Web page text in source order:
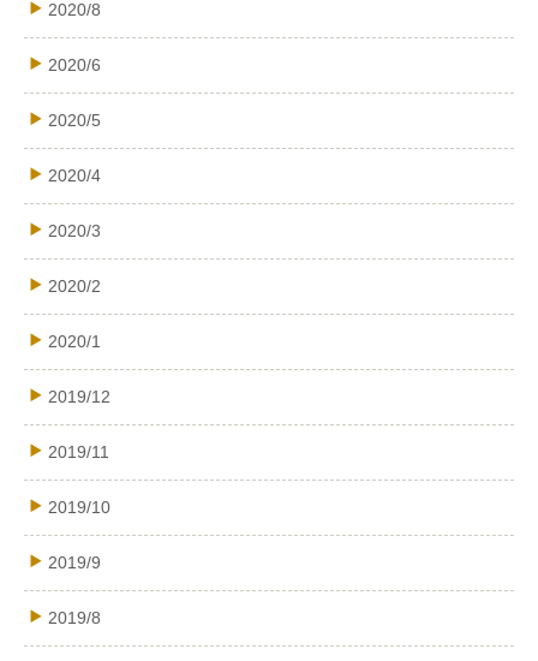
2020/8
2020/6
2020/5
2020/4
2020/3
2020/2
2020/1
2019/12
2019/11
2019/10
2019/9
2019/8